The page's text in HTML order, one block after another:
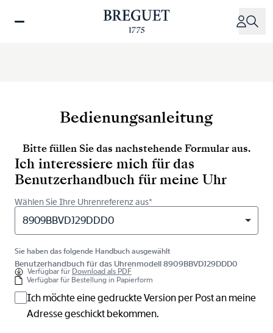
zum
Bedienungsanleitung
Bitte füllen Sie das nachstehende Formular aus.
Ich interessiere mich für das
Benutzerhandbuch für meine Uhr
Wählen Sie Ihre Uhrenreferenz aus*
8909BBVDJ29DDD0
Sie haben das folgende Handbuch ausgewählt
Benutzerhandbuch für das Uhrenmodell 8909BBVDJ29DDD0
Verfügbar für Download als PDF
Verfügbar für Bestellung in Papierform
Ich möchte eine gedruckte Version per Post an meine
Adresse geschickt bekommen.